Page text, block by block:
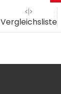
Vergleichsliste